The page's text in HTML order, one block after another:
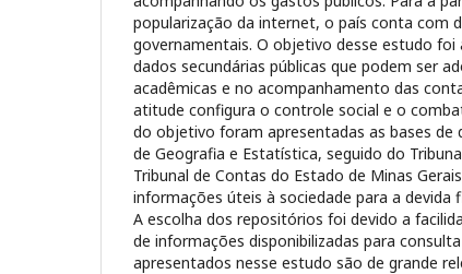
popularização da internet, o país conta com
governamentais. O objetivo desse estudo foi
dados secundárias públicas que podem ser
acadêmicas e no acompanhamento das
atitude configura o controle social e o
do objetivo foram apresentadas as bases
de Geografia e Estatística, seguido do
Tribunal de Contas do Estado de Minas
informações úteis à sociedade para a devida
A escolha dos repositórios foi devido a
de informações disponibilizadas para
apresentados nesse estudo são de grande